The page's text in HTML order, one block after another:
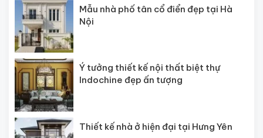
Mẫu nhà phố tân cổ điển đẹp tại Hà
Nội
Ý tưởng thiết kế nội thất biệt thự
Indochine đẹp ấn tượng
Thiết kế nhà ở hiện đại tại Hưng Yên